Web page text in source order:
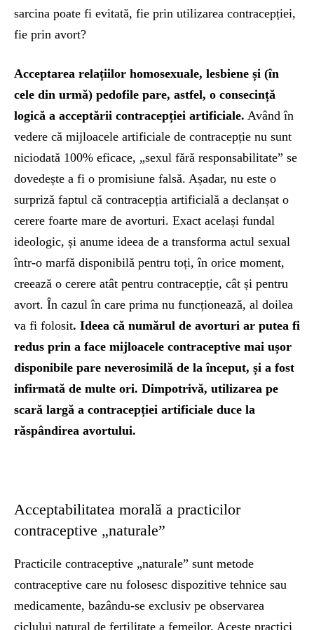
sarcina poate fi evitată, fie prin utilizarea contracepției,
fie prin avort?
Acceptarea relațiilor homosexuale, lesbiene și (în
cele din urmă) pedofile pare, astfel, o consecință
logică a acceptării contracepției artificiale. Având în
vedere că mijloacele artificiale de contracepție nu sunt
niciodată 100% eficace, „sexul fără responsabilitate” se
dovedește a fi o promisiune falsă. Așadar, nu este o
surpriză faptul că contracepția artificială a declanșat o
cerere foarte mare de avorturi. Exact același fundal
ideologic, și anume ideea de a transforma actul sexual
într-o marfă disponibilă pentru toți, în orice moment,
creează o cerere atât pentru contracepție, cât și pentru
avort. În cazul în care prima nu funcționează, al doilea
va fi folosit. Ideea că numărul de avorturi ar putea fi
redus prin a face mijloacele contraceptive mai ușor
disponibile pare neverosimilă de la început, și a fost
infirmată de multe ori. Dimpotrivă, utilizarea pe
scară largă a contracepției artificiale duce la
răspândirea avortului.
Acceptabilitatea morală a practicilor
contraceptive „naturale”
Practicile contraceptive „naturale” sunt metode
contraceptive care nu folosesc dispozitive tehnice sau
medicamente, bazându-se exclusiv pe observarea
ciclului natural de fertilitate a femeilor. Aceste practici